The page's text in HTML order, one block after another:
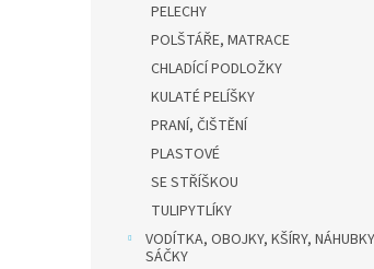
PELECHY
POLŠTÁŘE, MATRACE
CHLADÍCÍ PODLOŽKY
KULATÉ PELÍŠKY
PRANÍ, ČIŠTĚNÍ
PLASTOVÉ
SE STŘÍŠKOU
TULIPYTLÍKY
VODÍTKA, OBOJKY, KŠÍRY,
SÁČKY